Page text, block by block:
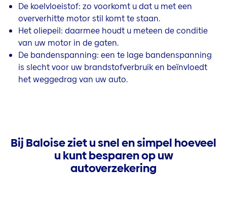
De koelvloeistof: zo voorkomt u dat u met een
oververhitte motor stil komt te staan.
Het oliepeil: daarmee houdt u meteen de conditie
van uw motor in de gaten.
De bandenspanning: een te lage bandenspanning
is slecht voor uw brandstofverbruik en beïnvloedt
het weggedrag van uw auto.
Bij Baloise ziet u snel en simpel hoeveel
u kunt besparen op uw
autoverzekering